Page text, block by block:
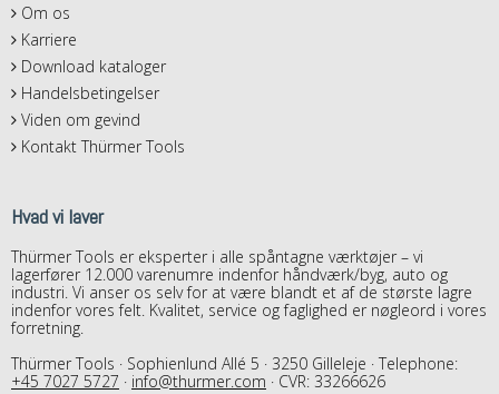
Om os
Karriere
Download kataloger
Handelsbetingelser
Viden om gevind
Kontakt Thürmer Tools
Hvad vi laver
Thürmer Tools er eksperter i alle spåntagne værktøjer – vi
lagerfører 12.000 varenumre indenfor håndværk/byg, auto og
industri. Vi anser os selv for at være blandt et af de største lagre
indenfor vores felt. Kvalitet, service og faglighed er nøgleord i vores
forretning.
Thürmer Tools · Sophienlund Allé 5 · 3250 Gilleleje · Telephone:
+45 7027 5727 · info@thurmer.com · CVR: 33266626